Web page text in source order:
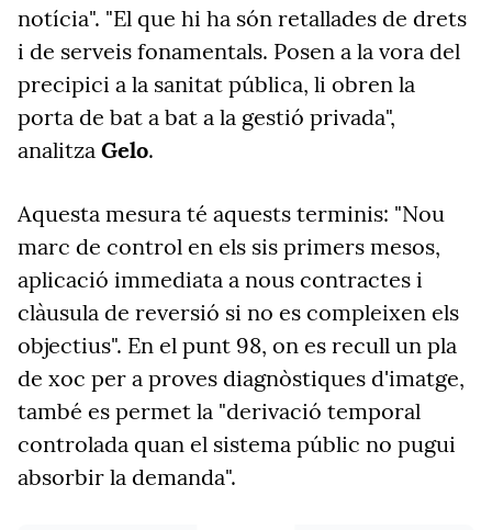
notícia". "El que hi ha són retallades de drets
i de serveis fonamentals. Posen a la vora del
precipici a la sanitat pública, li obren la
porta de bat a bat a la gestió privada",
analitza Gelo.
Aquesta mesura té aquests terminis: "Nou
marc de control en els sis primers mesos,
aplicació immediata a nous contractes i
clàusula de reversió si no es compleixen els
objectius". En el punt 98, on es recull un pla
de xoc per a proves diagnòstiques d'imatge,
també es permet la "derivació temporal
controlada quan el sistema públic no pugui
absorbir la demanda".